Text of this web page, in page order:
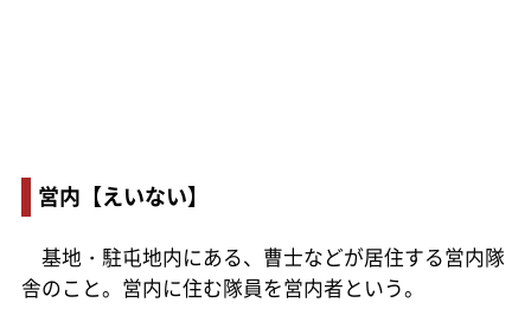
営内【えいない】
基地・駐屯地内にある、曹士などが居住する営内隊
舎のこと。営内に住む隊員を営内者という。